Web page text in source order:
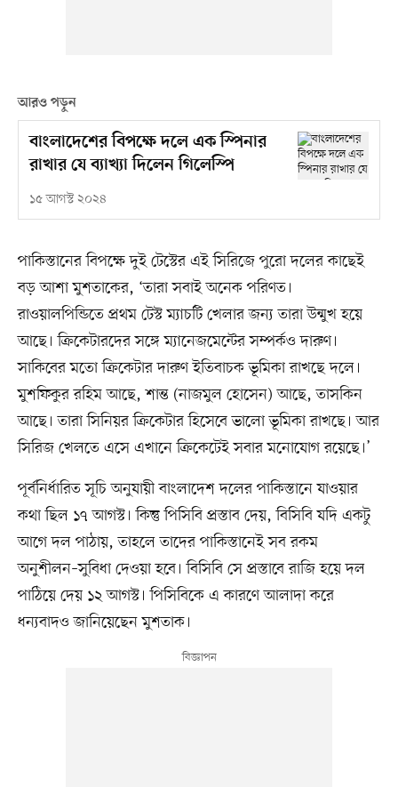
আরও পড়ুন
বাংলাদেশের বিপক্ষে দলে এক স্পিনার
রাখার যে ব্যাখ্যা দিলেন গিলেস্পি
১৫ আগস্ট ২০২৪
পাকিস্তানের বিপক্ষে দুই টেস্টের এই সিরিজে পুরো দলের কাছেই
বড় আশা মুশতাকের, ‘তারা সবাই অনেক পরিণত।
রাওয়ালপিন্ডিতে প্রথম টেস্ট ম্যাচটি খেলার জন্য তারা উন্মুখ হয়ে
আছে। ক্রিকেটারদের সঙ্গে ম্যানেজমেন্টের সম্পর্কও দারুণ।
সাকিবের মতো ক্রিকেটার দারুণ ইতিবাচক ভূমিকা রাখছে দলে।
মুশফিকুর রহিম আছে, শান্ত (নাজমুল হোসেন) আছে, তাসকিন
আছে। তারা সিনিয়র ক্রিকেটার হিসেবে ভালো ভূমিকা রাখছে। আর
সিরিজ খেলতে এসে এখানে ক্রিকেটেই সবার মনোযোগ রয়েছে।’
পূর্বনির্ধারিত সূচি অনুযায়ী বাংলাদেশ দলের পাকিস্তানে যাওয়ার
কথা ছিল ১৭ আগস্ট। কিন্তু পিসিবি প্রস্তাব দেয়, বিসিবি যদি একটু
আগে দল পাঠায়, তাহলে তাদের পাকিস্তানেই সব রকম
অনুশীলন–সুবিধা দেওয়া হবে। বিসিবি সে প্রস্তাবে রাজি হয়ে দল
পাঠিয়ে দেয় ১২ আগস্ট। পিসিবিকে এ কারণে আলাদা করে
ধন্যবাদও জানিয়েছেন মুশতাক।